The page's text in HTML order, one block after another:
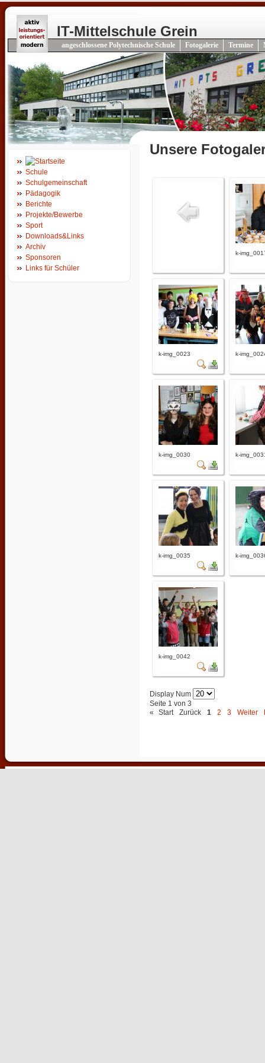
IT-Mittelschule Grein
angeschlossene Polytechnische Schule Fotogalerie Termine
Schule
Schulgemeinschaft
Pädagogik
Berichte
Projekte/Bewerbe
Sport
Downloads&Links
Archiv
Sponsoren
Links für Schüler
Unsere
k-
k-img_0023 k-
k-img_0030 k-
k-img_0035 k-
k-img_0042
Display Num
Seite 1 von 3
«
Start Zurück 1 2 3 Weiter